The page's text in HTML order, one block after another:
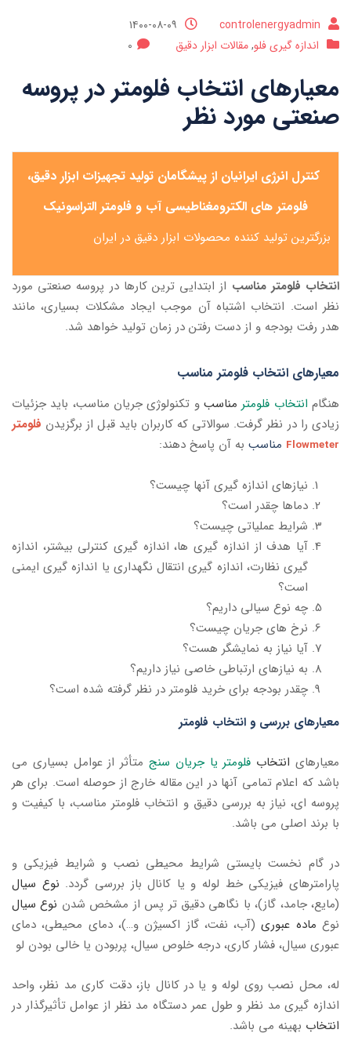
controlenergyadmin
اندازه گیری فلو,مقالات ابزار دقیق 0
معیارهای انتخاب فلومتر در پروسه
صنعتی مورد نظر
کنترل انرژی ایرانیان از پیشگامان تولید تجهیزات ابزار دقیق،
فلومتر های الکترومغناطیسی آب و فلومتر التراسونیک
بزرگترین تولید کننده محصولات ابزار دقیق در ایران
انتخاب فلومتر مناسب از ابتدایی ترین کارها در پروسه صنعتی مورد
نظر است. انتخاب اشتباه آن موجب ایجاد مشکلات بسیاری، مانند
هدر رفت بودجه و از دست رفتن در زمان تولید خواهد شد.
معیارهای انتخاب فلومتر مناسب
هنگام انتخاب فلومتر مناسبو تکنولوژی جریان مناسب، باید جزئیات
زیادی را در نظر گرفت. سوالاتی که کاربران باید قبل از برگزیدن فلومتر
Flowmeter مناسب به آن پاسخ دهند:
نیازهای اندازه گیری آنها چیست؟
دماها چقدر است؟
شرایط عملیاتی چیست؟
آیا هدف از اندازه گیری ها، اندازه گیری کنترلی بیشتر، اندازه
گیری نظارت، اندازه ‎گیری انتقال نگهداری یا اندازه‎ گیری ایمنی
است؟
چه نوع سیالی داریم؟
نرخ های جریان چیست؟
آیا نیاز به نمایشگر هست؟
به نیازهای ارتباطی خاصی نیاز داریم؟
چقدر بودجه برای خرید فلومتر در نظر گرفته شده است؟
معیارهای بررسی و انتخاب فلومتر
معیارهایانتخاب فلومتر یا جریان سنج متأثر از عوامل بسیاری می
باشد که اعلام تمامی آنها در این مقاله خارج از حوصله است. برای هر
پروسه ای، نیاز به بررسی دقیق و انتخاب فلومتر مناسب، با کیفیت و
با برند اصلی می باشد.
در گام نخست بایستی شرایط محیطی نصب و شرایط فیزیکی و
پارامترهای فیزیکی خط لوله و یا کانال باز بررسی گردد. نوع سیال
(مایع، جامد، گاز)، با نگاهی دقیق تر پس از مشخص شدن نوع سیال
نوع ماده عبوری(آب، نفت، گاز اکسیژن و…)، دمای محیطی، دمای
عبوری سیال، فشار کاری، درجه خلوص سیال، پربودن یا خالی بودن لو
له، محل نصب روی لوله و یا در کانال باز، دقت کاری مد نظر، واحد
اندازه گیری مد نظر و طول عمر دستگاه مد نظر از عوامل تأثیرگذار در
انتخاب بهینه می باشد.